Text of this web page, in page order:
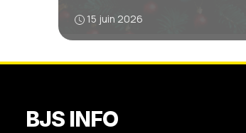
15 juin 2026
BJS INFO